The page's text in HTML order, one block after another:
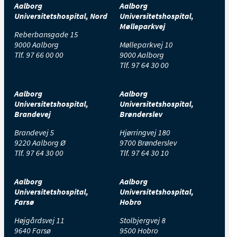
Aalborg
Universitetshospital, Nord
Reberbansgade 15
9000 Aalborg
Tlf. 97 66 00 00
Aalborg
Universitetshospital,
Mølleparkvej
Mølleparkvej 10
9000 Aalborg
Tlf. 97 64 30 00
Aalborg
Universitetshospital,
Brandevej
Brandevej 5
9220 Aalborg Ø
Tlf. 97 64 30 00
Aalborg
Universitetshospital,
Brønderslev
Hjørringvej 180
9700 Brønderslev
Tlf. 97 64 30 10
Aalborg
Universitetshospital,
Farsø
Højgårdsvej 11
9640 Farsø
Aalborg
Universitetshospital,
Hobro
Stolbjergvej 8
9500 Hobro